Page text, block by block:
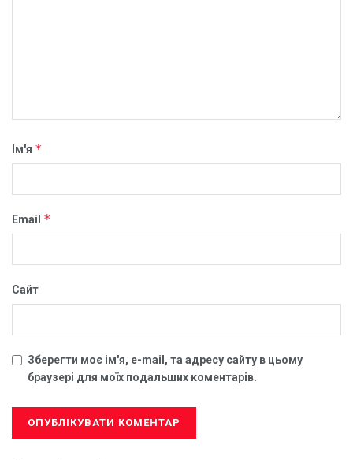
Ім'я *
Email *
Сайт
Зберегти моє ім'я, e-mail, та адресу сайту в цьому
браузері для моїх подальших коментарів.